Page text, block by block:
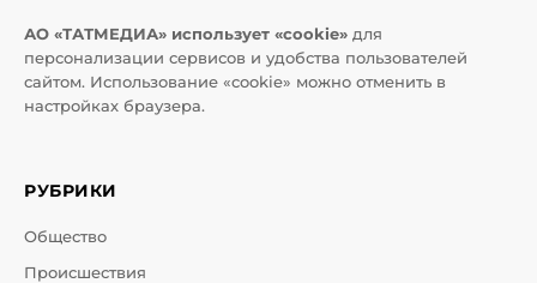
АО «ТАТМЕДИА» использует «cookie» для
персонализации сервисов и удобства пользователей
сайтом. Использование «cookie» можно отменить в
настройках браузера.
РУБРИКИ
Общество
Происшествия